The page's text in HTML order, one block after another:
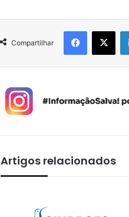
Compartilhar
Artigos relacionados